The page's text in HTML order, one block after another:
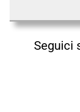
Seguici